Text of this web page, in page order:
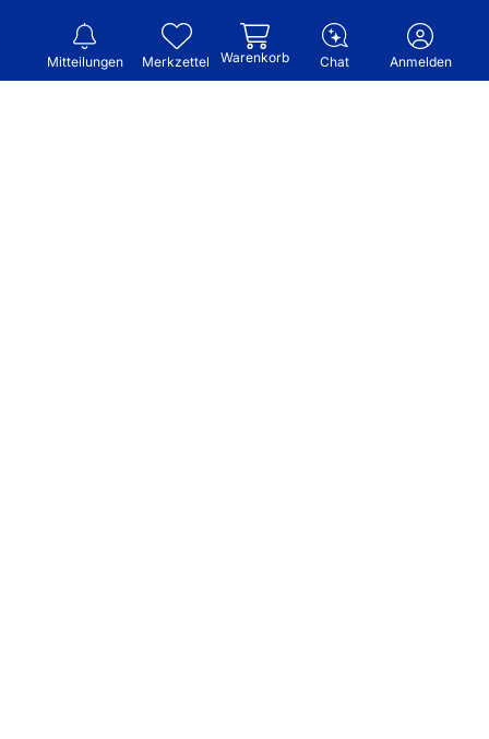
Mitteilungen Merkzettel Warenkorb Chat Anmelden